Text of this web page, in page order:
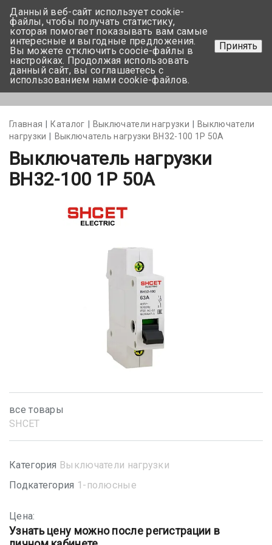
+375 17-350-99-56
+375 44-752-82-08
Задать вопрос
Главная Каталог Выключатели нагрузки
Выключатели
нагрузки
Выключатель нагрузки ВН32-100 1P 50А
Выключатель нагрузки
ВН32-100 1P 50А
все товары
SHСET
Категория Выключатели нагрузки
Подкатегория 1-полюсные
Цена:
Узнать цену можно после регистрации в
Данный веб-сайт использует cookie-
файлы, чтобы получать статистику,
которая помогает показывать вам самые
интересные и выгодные предложения.
Вы можете отключить coocie-файлы в
настройках. Продолжая использовать
данный сайт, вы соглашаетесь с
использованием нами cookie-файлов.
Принять